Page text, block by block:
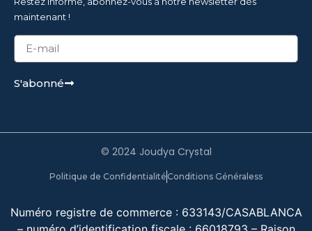
maintenant !
S'abonné
© 2024 Joudya Crystal
Politique de Confidentialité Conditions Généraless
Numéro registre de commerce : 633143/CASABLANCA